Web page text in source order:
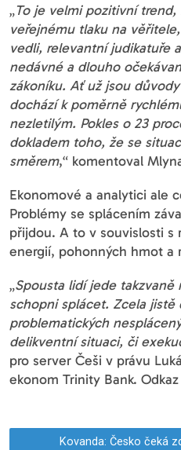
„To je velmi pozitivní
veřejnému tlaku na
vedli, relevantní judikatuře
nedávné a dlouho
zákoníku. Ať už jsou
dochází k poměrně
nezletilým. Pokles o 23
dokladem toho, že se
směrem,“ komentoval
Ekonomové a analytici ale
Problémy se splácením
přijdou. A to v souvislosti s
energií, pohonných hmot a
„Spousta lidí jede
schopni splácet. Zcela jistě
problematických
delikventní situaci, či
pro server Češi v právu
ekonom Trinity Bank.
Kovanda: Česko čeká